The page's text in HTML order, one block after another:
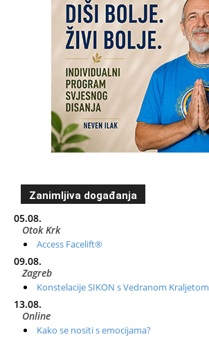
Zanimljiva događanja
05.08.
Otok Krk
Access Facelift®
09.08.
Zagreb
Konstelacije SIKON s Vedranom Kraljetom
13.08.
Online
Kako se nositi s emocijama?